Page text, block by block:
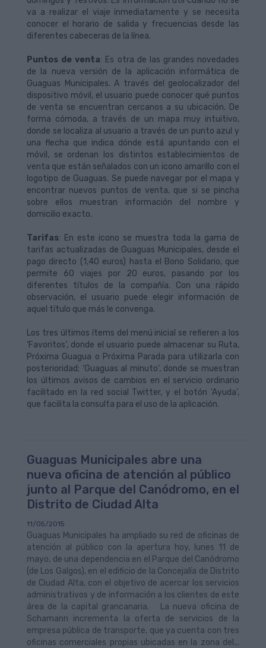
va a realizar el viaje inmediatamente y se necesita
conocer el horario de salida y frecuencias desde las
diferentes cabeceras de la línea.
Puntos de venta: Es otra de las grandes novedades
de la nueva versión de la aplicación informática de
Guaguas Municipales. A través del geolocalizador del
dispositivo móvil, el usuario puede conocer qué puntos
de venta se encuentran cercanos a su ubicación. De
forma cómoda, a través de un mapa muy intuitivo,
donde se localiza al usuario a través de un punto azul y
una flecha que indica dónde está apuntando con el
móvil, se ordenan los distintos establecimientos de
venta que están señalados con un icono amarillo con el
logotipo de Guaguas. Se puede navegar por el mapa y
encontrar nuevos puntos de venta, que si se pincha
sobre ellos muestran información del nombre y
domicilio exacto.
Tarifas: En este icono se muestra toda la gama de
tarifas actualizadas de Guaguas Municipales, desde el
pago directo (1,40 euros) hasta el Bono Solidario, que
permite 60 viajes por 20 euros, pasando por los
diferentes títulos de la compañía. Con una rápido
observación, el usuario puede elegir información de
aquel título que más le convenga.
Los tres últimos ítems del menú inicial se refieren a los
‘Favoritos’, donde el usuario puede almacenar su Ruta,
Próxima Guagua o Próxima Parada para utilizarla con
posterioridad; ‘Guaguas al minuto’, donde se muestran
los últimos avisos de cambios en el servicio ordinario
facilitado en la red social Twitter, y el botón ‘Ayuda’,
que facilita la consulta para el uso de la aplicación.
Guaguas Municipales abre una
nueva oficina de atención al público
junto al Parque del Canódromo, en el
Distrito de Ciudad Alta
11/05/2015
Guaguas Municipales ha ampliado su red de oficinas de
atención al público con la apertura hoy, lunes 11 de
mayo, de una dependencia en el Parque del Canódromo
(de Los Galgos), en el edificio de la Concejalía de Distrito
de Ciudad Alta, con el objetivo de acercar los servicios
administrativos y de información a los clientes de este
área de la capital grancanaria. La nueva oficina de
Schamann incrementa la oferta de servicios de la
empresa pública de transporte, que ya cuenta con tres
oficinas comerciales propias ubicadas en la zona del...